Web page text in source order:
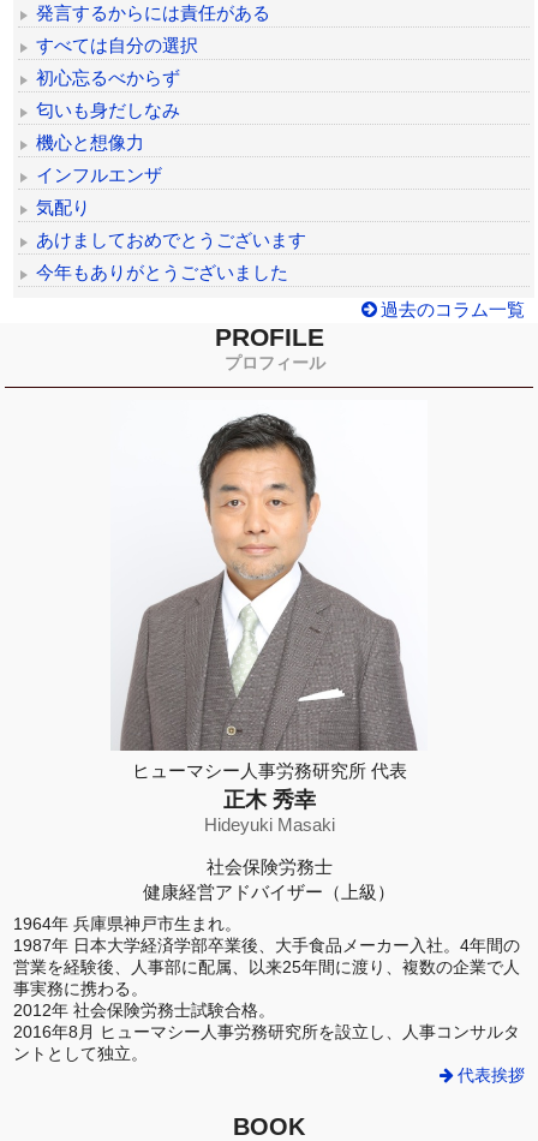
発言するからには責任がある
すべては自分の選択
初心忘るべからず
匂いも身だしなみ
機心と想像力
インフルエンザ
気配り
あけましておめでとうございます
今年もありがとうございました
過去のコラム一覧
PROFILE
プロフィール
ヒューマシー人事労務研究所 代表
正木 秀幸
Hideyuki Masaki
社会保険労務士
健康経営アドバイザー（上級）
1964年 兵庫県神戸市生まれ。
1987年 日本大学経済学部卒業後、大手食品メーカー入社。4年間の
営業を経験後、人事部に配属、以来25年間に渡り、複数の企業で人
事実務に携わる。
2012年 社会保険労務士試験合格。
2016年8月 ヒューマシー人事労務研究所を設立し、人事コンサルタ
ントとして独立。
代表挨拶
BOOK